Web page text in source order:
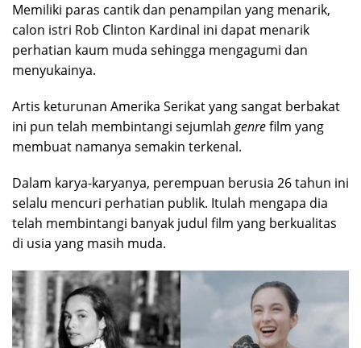
Memiliki paras cantik dan penampilan yang menarik,
calon istri Rob Clinton Kardinal ini dapat menarik
perhatian kaum muda sehingga mengagumi dan
menyukainya.
Artis keturunan Amerika Serikat yang sangat berbakat
ini pun telah membintangi sejumlah genrefilm yang
membuat namanya semakin terkenal.
Dalam karya-karyanya, perempuan berusia 26 tahun ini
selalu mencuri perhatian publik. Itulah mengapa dia
telah membintangi banyak judul film yang berkualitas
di usia yang masih muda.